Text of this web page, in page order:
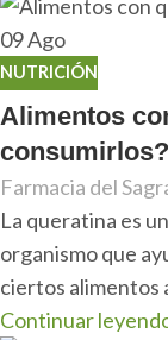
09Ago
NUTRICIÓN
Alimentos
consumirlos?
Farmacia del
La queratina es
organismo que
ciertos alimentos
Continuar